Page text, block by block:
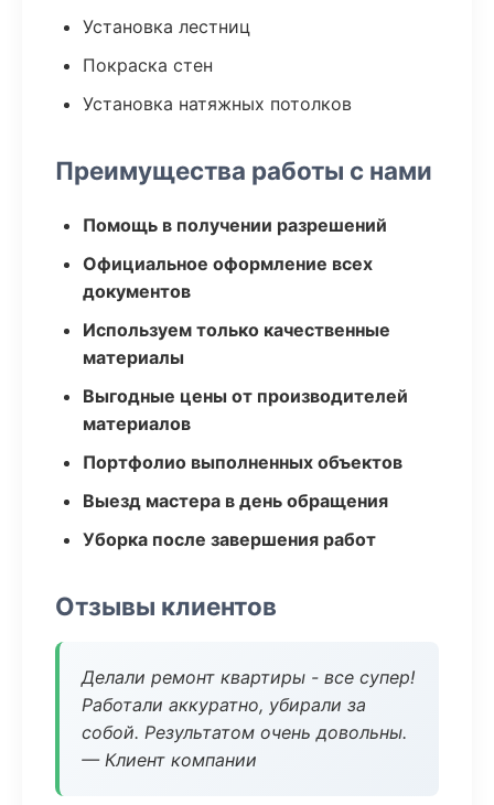
Установка лестниц
Покраска стен
Установка натяжных потолков
Преимущества работы с нами
Помощь в получении разрешений
Официальное оформление всех
документов
Используем только качественные
материалы
Выгодные цены от производителей
материалов
Портфолио выполненных объектов
Выезд мастера в день обращения
Уборка после завершения работ
Отзывы клиентов
Делали ремонт квартиры - все супер!
Работали аккуратно, убирали за
собой. Результатом очень довольны.
— Клиент компании